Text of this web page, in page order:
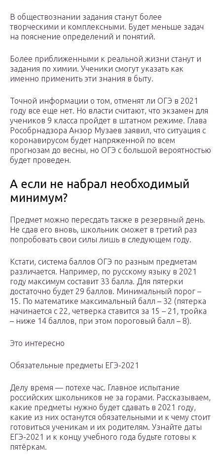
В обществознании задания станут более
творческими и комплексными. Будет меньше задач
на пояснение определений и понятий.
Более приближенными к реальной жизни станут и
задания по химии. Ученики смогут указать как
именно применить эти знания в быту.
Точной информации о том, отменят ли ОГЭ в 2021
году все еще нет. Но власти считают, что экзамен для
учеников 9 класса пройдет в штатном режиме. Глава
Рособрнадзора Анзор Музаев заявил, что ситуация с
коронавирусом будет напряженной по всем
прогнозам до весны, но ОГЭ с большой вероятностью
будет проведен.
А если не набрал необходимый
минимум?
Предмет можно пересдать также в резервный день.
Не сдав его вновь, школьник сможет в третий раз
попробовать свои силы лишь в следующем году.
Кстати, система баллов ОГЭ по разным предметам
различается. Например, по русскому языку в 2021
году максимум составит 33 балла. Для пятерки
достаточно будет 29 баллов. Минимальный порог –
15. По математике максимальный балл – 32 (пятерка
начинается с 22, четверка ставится за 15 – 21, тройка
– ниже 14 баллов, при этом пороговый балл – 8).
Это интересно
Обязательные предметы ЕГЭ-2021
Делу время — потехе час. Главное испытание
российских школьников не за горами. Рассказываем,
какие предметы нужно будет сдавать в 2021 году,
какие из них останутся обязательными и к чему стоит
готовиться ученикам и их родителям. Узнайте даты
ЕГЭ-2021 и к концу учебного года будьте готовы к
пятёркам.